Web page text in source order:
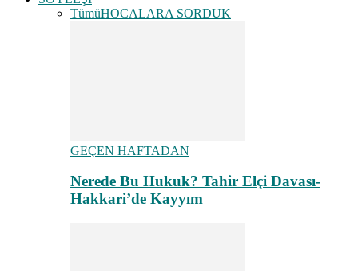
TümüHOCALARA SORDUK
GEÇEN HAFTADAN
Nerede Bu Hukuk? Tahir Elçi Davası-
Hakkari’de Kayyım